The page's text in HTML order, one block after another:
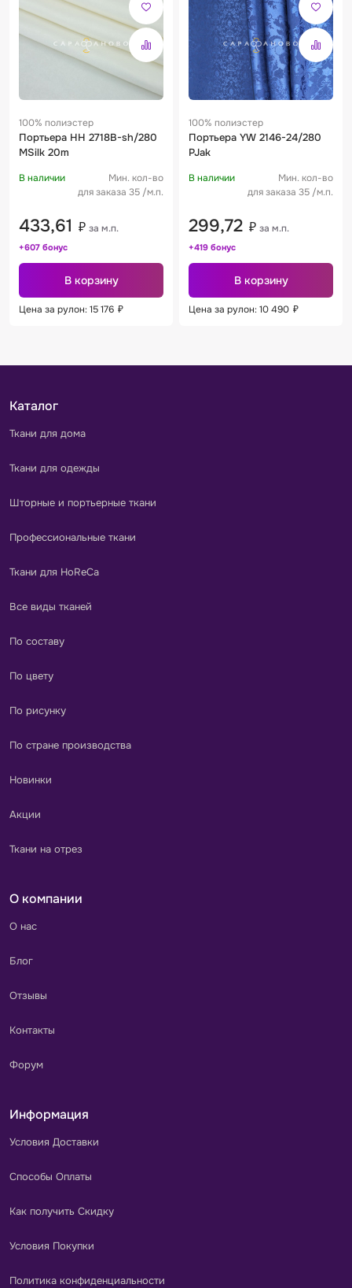
100% полиэстер
Портьера HH 2718B-sh/280
MSilk 20m
В наличии
Мин. кол-во
для заказа 35 /м.п.
433,61 ₽ за м.п.
+607 бонус
В корзину
Цена за рулон: 15 176 ₽
100% полиэстер
Портьера YW 2146-24/280
PJak
В наличии
Мин. кол-во
для заказа 35 /м.п.
299,72 ₽ за м.п.
+419 бонус
В корзину
Цена за рулон: 10 490 ₽
Каталог
Ткани для дома
Ткани для одежды
Шторные и портьерные ткани
Профессиональные ткани
Ткани для HoReCa
Все виды тканей
По составу
По цвету
По рисунку
По стране производства
Новинки
Акции
Ткани на отрез
О компании
О нас
Блог
Отзывы
Контакты
Форум
Информация
Условия Доставки
Способы Оплаты
Как получить Скидку
Условия Покупки
Политика конфиденциальности